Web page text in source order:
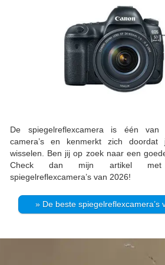
De spiegelreflexcamera is één van
camera’s en kenmerkt zich
wisselen. Ben jij op zoek naar een
Check dan mijn artikel
spiegelreflexcamera’s van 2026!
» De beste spiegelreflexcamera’s